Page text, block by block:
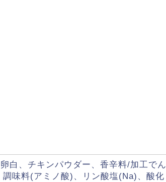
白、チキンパウダー、香辛料/加工でん
味料(アミノ酸)、リン酸塩(Na)、酸化